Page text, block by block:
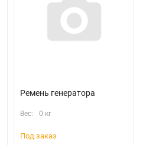
Ремень генератора
Вес: 0 кг
Под заказ